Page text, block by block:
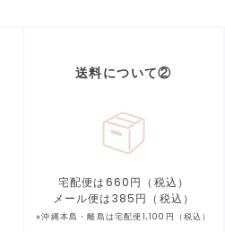
送料について②
宅配便は660円（税込）
メール便は385円（税込）
※沖縄本島・離島は宅配便1,100円（税込）